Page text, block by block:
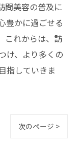
問美容の普及に
豊かに過ごせる
これからは、訪
け、より多くの
指していきま
次のページ >